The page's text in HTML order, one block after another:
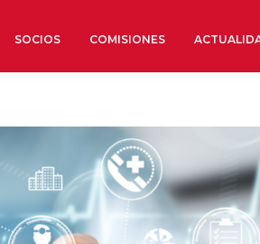
Órganos de Gobierno
Órganos Consultivos
Estructura Ejecutiva
Institut d’Estudis Estratègics
SOCIOS COMISIONES